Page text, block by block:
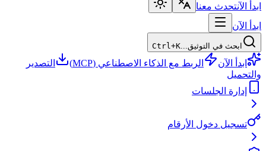
ابدأ الآنتحدث معنا
ابدأ الآن
ابحث في التوثيق... Ctrl+K
ابدأ الآن الربط مع الذكاء الاصطناعي (MCP)
التصدير
والتحميل
إدارة الجلسات
تسجيل دخول الأرقام